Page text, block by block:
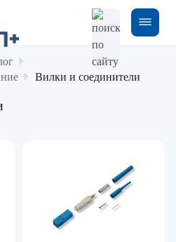
Вилки и соединители